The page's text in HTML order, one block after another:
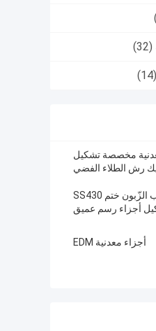
(32)
(14)
مخصصة تشكيل
رش الطلاء الفضي
صنع وفقا لطلب الزّبون ختم SS430
أجزاء رسم عميق
أجزاء معدنية EDM